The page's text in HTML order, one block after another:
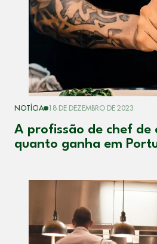
NOTÍCIA 18 DE DEZEMBRO DE 2023
A profissão de chef de
quanto ganha em